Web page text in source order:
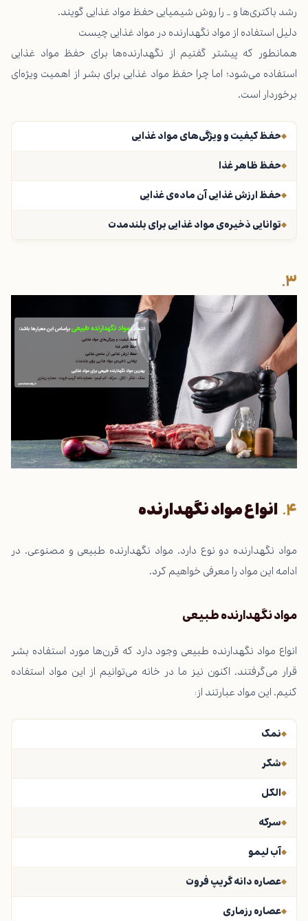
رشد باکتری‌ها و … را روش شیمیایی حفظ مواد غذایی گویند.
دلیل استفاده از مواد نگهدارنده در مواد غذایی چیست
همانطور که پیشتر گفتیم از نگهدارنده‌‌ها برای حفظ مواد غذایی
استفاده می‌شود؛ اما چرا حفظ مواد غذایی برای بشر از اهمیت ویژه‌ای
برخوردار است.
حفظ کیفیت و ویژگی‌های مواد غذایی
حفظ ظاهر غذا
حفظ ارزش غذایی آن ماده‌ی غذایی
توانایی ذخیره‌ی مواد غذایی برای بلندمدت
انواع مواد نگهدارنده
مواد نگهدارنده دو نوع دارد. مواد نگهدارنده طبیعی و مصنوعی. در
ادامه این مواد را معرفی خواهیم کرد.
مواد نگهدارنده طبیعی
انواع مواد نگهدارنده‌ طبیعی وجود دارد که قرن‌ها مورد استفاده بشر
قرار می‌گرفتند، اکنون نیز ما در خانه می‌توانیم از این مواد استفاده
کنیم. این مواد عبارتند از:
نمک
شکر
الکل
سرکه
آب لیمو
عصاره دانه گریپ فروت
عصاره رزماری